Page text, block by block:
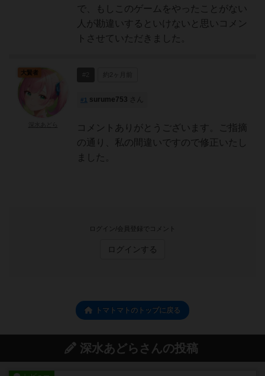
で、もしこのゲームをやったことがない
人が勘違いするといけないと思いコメン
トさせていただきました。
約2ヶ月前
#1 surume753 さん
コメントありがとうございます。ご指摘
の通り、私の間違いですので修正いたし
ました。
大賢者
ログイン/会員登録でコメント
ログインする
トマトマトのトップに戻る
深水あどらさんの投稿